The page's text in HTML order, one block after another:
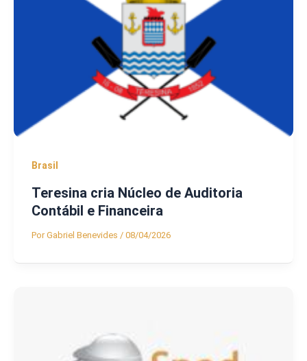
Brasil
Teresina cria Núcleo de Auditoria
Contábil e Financeira
PorGabriel Benevides / 08/04/2026